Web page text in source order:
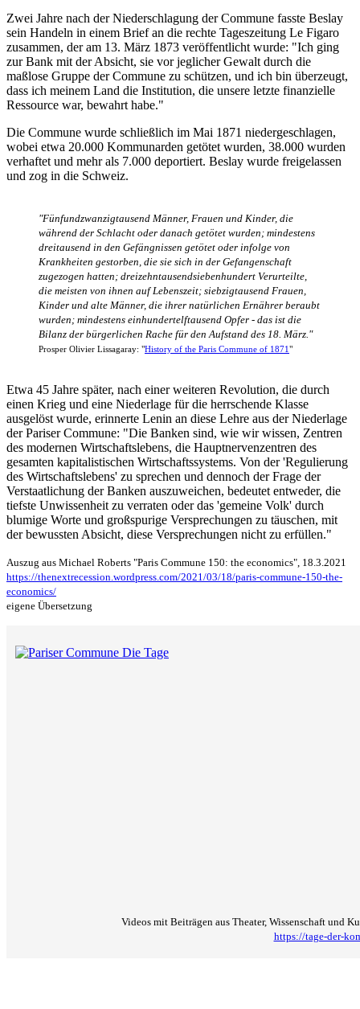
Zwei Jahre nach der Niederschlagung der Commune fasste Beslay
sein Handeln in einem Brief an die rechte Tageszeitung Le Figaro
zusammen, der am 13. März 1873 veröffentlicht wurde: "Ich ging
zur Bank mit der Absicht, sie vor jeglicher Gewalt durch die
maßlose Gruppe der Commune zu schützen, und ich bin überzeugt,
dass ich meinem Land die Institution, die unsere letzte finanzielle
Ressource war, bewahrt habe."
Die Commune wurde schließlich im Mai 1871 niedergeschlagen,
wobei etwa 20.000 Kommunarden getötet wurden, 38.000 wurden
verhaftet und mehr als 7.000 deportiert. Beslay wurde freigelassen
und zog in die Schweiz.
"Fünfundzwanzigtausend Männer, Frauen und Kinder, die
während der Schlacht oder danach getötet wurden; mindestens
dreitausend in den Gefängnissen getötet oder infolge von
Krankheiten gestorben, die sie sich in der Gefangenschaft
zugezogen hatten; dreizehntausendsiebenhundert Verurteilte,
die meisten von ihnen auf Lebenszeit; siebzigtausend Frauen,
Kinder und alte Männer, die ihrer natürlichen Ernährer beraubt
wurden; mindestens einhundertelftausend Opfer - das ist die
Bilanz der bürgerlichen Rache für den Aufstand des 18. März."
Prosper Olivier Lissagaray: "History of the Paris Commune of 1871 "
Etwa 45 Jahre später, nach einer weiteren Revolution, die durch
einen Krieg und eine Niederlage für die herrschende Klasse
ausgelöst wurde, erinnerte Lenin an diese Lehre aus der Niederlage
der Pariser Commune: "Die Banken sind, wie wir wissen, Zentren
des modernen Wirtschaftslebens, die Hauptnervenzentren des
gesamten kapitalistischen Wirtschaftssystems. Von der 'Regulierung
des Wirtschaftslebens' zu sprechen und dennoch der Frage der
Verstaatlichung der Banken auszuweichen, bedeutet entweder, die
tiefste Unwissenheit zu verraten oder das 'gemeine Volk' durch
blumige Worte und großspurige Versprechungen zu täuschen, mit
der bewussten Absicht, diese Versprechungen nicht zu erfüllen."
Auszug aus Michael Roberts "Paris Commune 150: the economics", 18.3.2021
https://thenextrecession.wordpress.com/2021/03/18/paris-commune-150-the-
economics/
eigene Übersetzung
Videos mit Beiträgen aus Theater, Wissenschaft und
https://tage-der-